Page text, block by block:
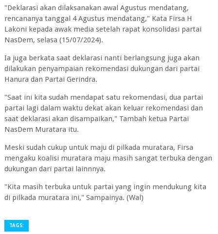
"Deklarasi akan dilaksanakan awal Agustus mendatang,
rencananya tanggal 4 Agustus mendatang," Kata Firsa H
Lakoni kepada awak media setelah rapat konsolidasi partai
NasDem, selasa (15/07/2024).
Ia juga berkata saat deklarasi nanti berlangsung juga akan
dilakukan penyampaian rekomendasi dukungan dari partai
Hanura dan Partai Gerindra.
"Saat ini kita sudah mendapat satu rekomendasi, dua partai
partai lagi dalam waktu dekat akan keluar rekomendasi dan
saat deklarasi akan disampaikan," Tambah ketua Partai
NasDem Muratara itu.
Meski sudah cukup untuk maju di pilkada muratara, Firsa
mengaku koalisi muratara maju masih sangat terbuka dengan
dukungan dari partai lainnnya.
"Kita masih terbuka untuk partai yang ingin mendukung kita
di pilkada muratara ini," Sampainya. (Wal)
TAGS: